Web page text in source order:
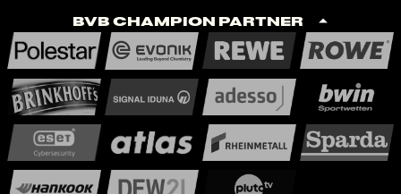
BVB Champion Partner